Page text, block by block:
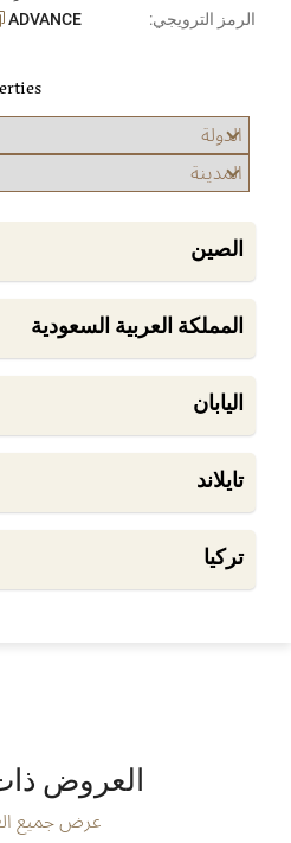
الرمز الترويجي:
ADVANCE
الصين
المملكة العربية السعودية
اليابان
تايلاند
تركيا
العروض
عرض جميع